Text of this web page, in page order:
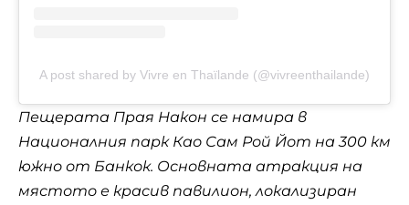
A post shared by Vivre en Thaïlande (@vivreenthailande)
Пещерата Прая Након се намира в
Националния парк Као Сам Рой Йот на 300 км
южно от Банкок. Основната атракция на
мястото е красив павилион, локализиран